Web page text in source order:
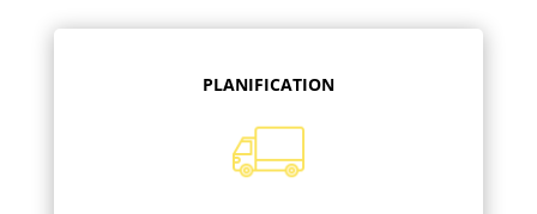
PLANIFICATION